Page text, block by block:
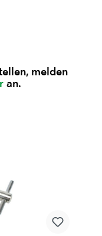
melden
an.